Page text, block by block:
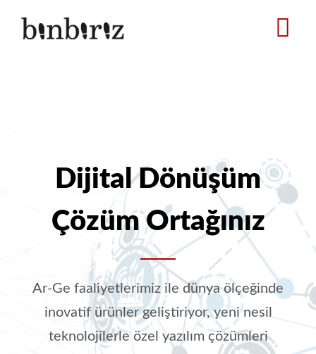
Dijital Dönüşüm
Çözüm Ortağınız
Ar-Ge faaliyetlerimiz ile dünya ölçeğinde
inovatif ürünler geliştiriyor, yeni nesil
teknolojilerle özel yazılım çözümleri